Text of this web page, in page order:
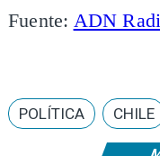
Fuente: ADN
POLÍTICA CHILE